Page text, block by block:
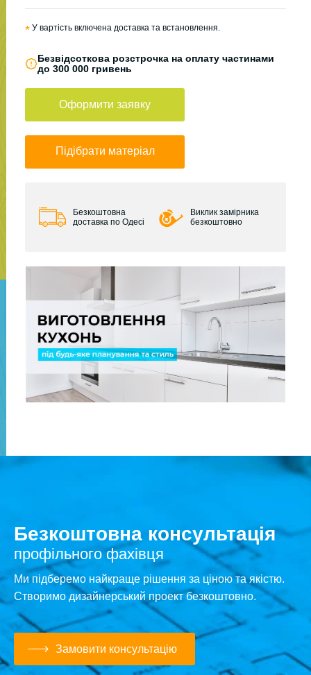
* У вартість включена доставка та встановлення.
Безвідсоткова розстрочка на оплату частинами
до 300 000 гривень
Оформити заявку
Підібрати матеріал
Безкоштовна
доставка по Одесі
Виклик замірника
безкоштовно
Безкоштовна консультація
профільного фахівця
Ми підберемо найкраще рішення за ціною та якістю.
Створимо дизайнерський проект безкоштовно.
Замовити консультацію